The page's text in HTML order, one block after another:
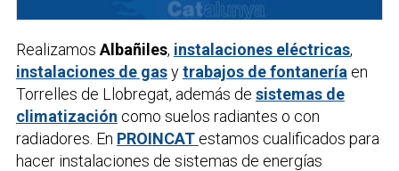
Realizamos Albañiles, instalaciones eléctricas,
instalaciones de gasytrabajos de fontanería en
Torrelles de Llobregat, además de sistemas de
climatización como suelos radiantes o con
radiadores. En PROINCAT estamos cualificados para
hacer instalaciones de sistemas de energías